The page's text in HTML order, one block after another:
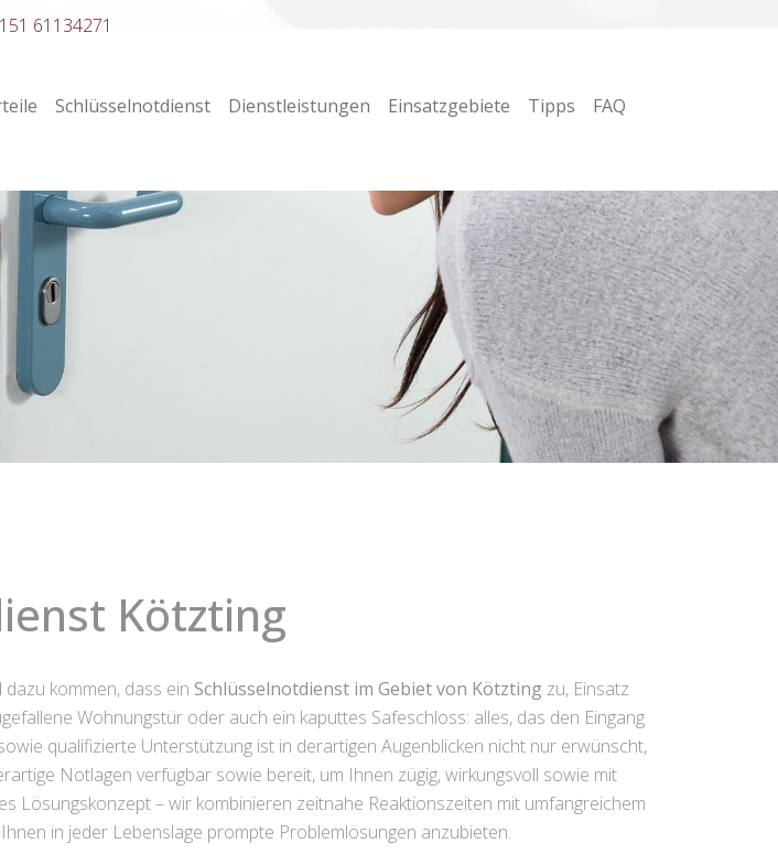
Schlüsselnotdienst Dienstleistungen Einsatzgebiete Tipps FAQ
61134271
Kötzting
kommen, dass ein Schlüsselnotdienst im Gebiet von Kötzting zu, Einsatz
Wohnungstür oder auch ein kaputtes Safeschloss: alles, das den Eingang
qualifizierte Unterstützung ist in derartigen Augenblicken nicht nur erwünscht,
Notlagen verfügbar sowie bereit, um Ihnen zügig, wirkungsvoll sowie mit
Lösungskonzept – wir kombinieren zeitnahe Reaktionszeiten mit umfangreichem
in jeder Lebenslage prompte Problemlösungen anzubieten.